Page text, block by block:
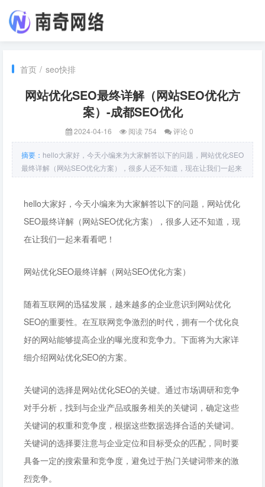
首页 / seo快排
网站优化SEO最终详解（网站SEO优化方
案）-成都SEO优化
2024-04-16 阅读 754 评论 0
摘要： hello大家好，今天小编来为大家解答以下的问题，网站优化SEO
最终详解（网站SEO优化方案），很多人还不知道，现在让我们一起来
看看吧！网站优化SEO最终详解（网站SEO优化方案）随着互联网的迅
激烈的时代，拥有一
hello大家好，今天小编来为大家解答以下的问题，网站优化
SEO最终详解（网站SEO优化方案），很多人还不知道，现
在让我们一起来看看吧！
网站优化SEO最终详解（网站SEO优化方案）
随着互联网的迅猛发展，越来越多的企业意识到网站优化
SEO的重要性。在互联网竞争激烈的时代，拥有一个优化良
好的网站能够提高企业的曝光度和竞争力。下面将为大家详
细介绍网站优化SEO的方案。
关键词的选择是网站优化SEO的关键。通过市场调研和竞争
对手分析，找到与企业产品或服务相关的关键词，确定这些
关键词的权重和竞争度，根据这些数据选择合适的关键词。
关键词的选择要注意与企业定位和目标受众的匹配，同时要
具备一定的搜索量和竞争度，避免过于热门关键词带来的激
烈竞争。